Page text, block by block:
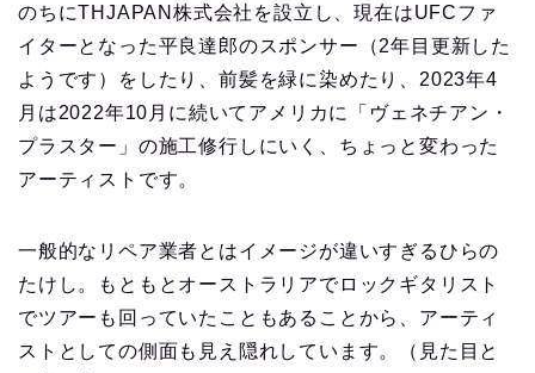
のちにTHJAPAN株式会社を設立し、現在はUFCファ
イターとなった平良達郎のスポンサー（2年目更新した
ようです）をしたり、前髪を緑に染めたり、2023年4
月は2022年10月に続いてアメリカに「ヴェネチアン・
プラスター」の施工修行しにいく、ちょっと変わった
アーティストです。
一般的なリペア業者とはイメージが違いすぎるひらの
たけし。もともとオーストラリアでロックギタリスト
でツアーも回っていたこともあることから、アーティ
ストとしての側面も見え隠れしています。（見た目と